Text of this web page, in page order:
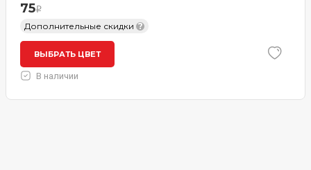
75
Дополнительные скидки ?
ВЫБРАТЬ ЦВЕТ
В наличии